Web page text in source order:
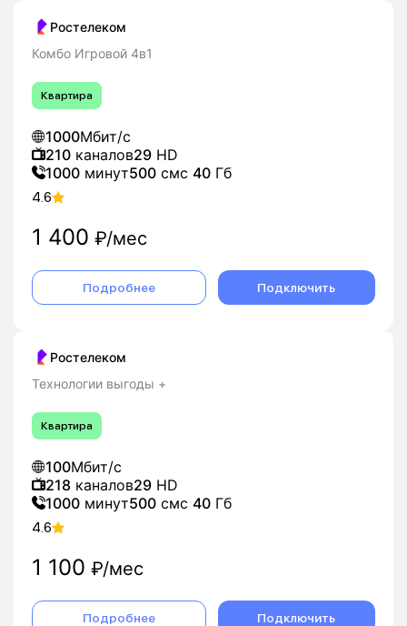
Ростелеком
Комбо Игровой 4в1
Квартира
1000Мбит/с
210 каналов29 HD
1000 минут500 смс 40 Гб
4.6
1 400 ₽/мес
Подробнее Подключить
Ростелеком
Технологии выгоды +
Квартира
100Мбит/с
218 каналов29 HD
1000 минут500 смс 40 Гб
4.6
1 100 ₽/мес
Подробнее Подключить